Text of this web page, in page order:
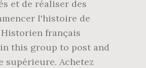
et de réaliser des
l'histoire de
Historien français
this group to post and
supérieure. Achetez